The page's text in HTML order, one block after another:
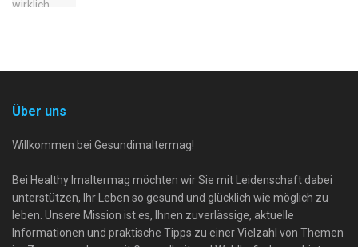
Über uns
Willkommen bei Gesundimaltermag!
Bei Healthy Imaltermag möchten wir Sie mit Leidenschaft dabei
unterstützen, Ihr Leben so gesund und glücklich wie möglich zu
leben. Unsere Mission ist es, Ihnen zuverlässige, aktuelle
Informationen und praktische Tipps zu einer Vielzahl von Themen